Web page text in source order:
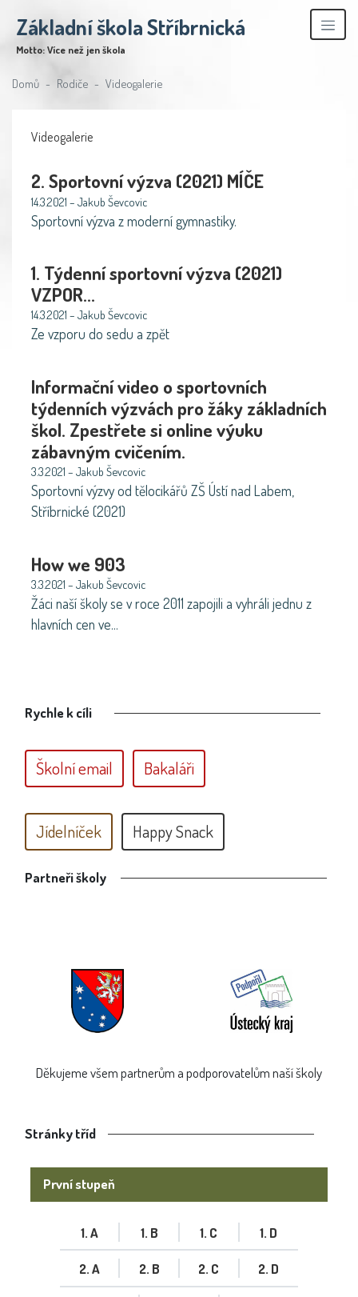
Základní škola Stříbrnická
Motto: Více než jen škola
Domů Rodiče Videogalerie
Videogalerie
2. Sportovní výzva (2021) MÍČE
14.3.2021 – Jakub Ševcovic
Sportovní výzva z moderní gymnastiky.
1. Týdenní sportovní výzva (2021)
VZPOR...
14.3.2021 – Jakub Ševcovic
Ze vzporu do sedu a zpět
Informační video o sportovních
týdenních výzvách pro žáky základních
škol. Zpestřete si online výuku
zábavným cvičením.
3.3.2021 – Jakub Ševcovic
Sportovní výzvy od tělocikářů ZŠ Ústí nad Labem,
Stříbrnické (2021)
How we 903
3.3.2021 – Jakub Ševcovic
Žáci naší školy se v roce 2011 zapojili a vyhráli jednu z
hlavních cen ve…
Rychle k cíli
Školní email Bakaláři
Jídelníček Happy Snack
Partneři školy
Děkujeme všem partnerům a podporovatelům naší školy
Stránky tříd
První stupeň
1. A 1. B 1. C 1. D
2. A 2. B 2. C 2. D